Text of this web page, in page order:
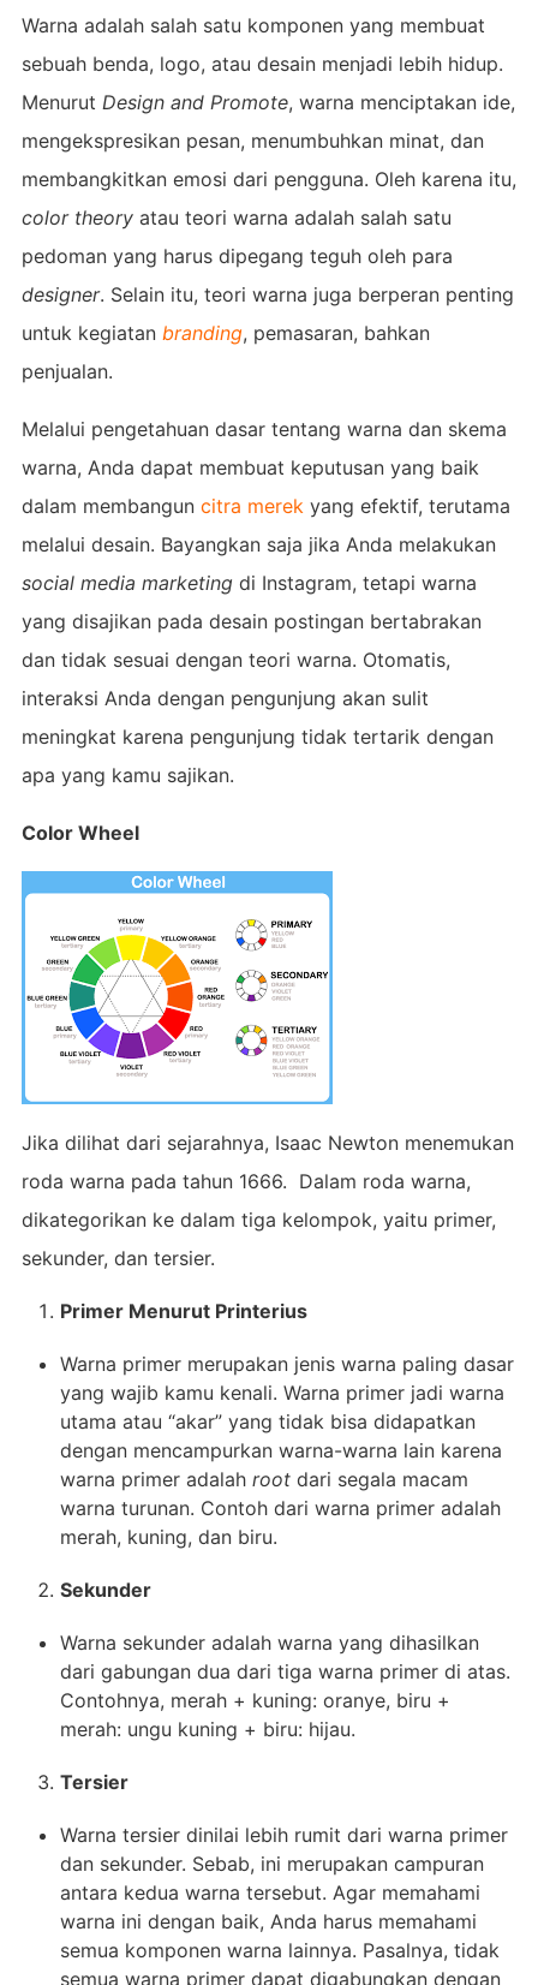
Warna adalah salah satu komponen yang membuat
sebuah benda, logo, atau desain menjadi lebih hidup.
Menurut Design and Promote, warna menciptakan ide,
mengekspresikan pesan, menumbuhkan minat, dan
membangkitkan emosi dari pengguna. Oleh karena itu,
color theoryatau teori warna adalah salah satu
pedoman yang harus dipegang teguh oleh para
designer. Selain itu, teori warna juga berperan penting
untuk kegiatan branding, pemasaran, bahkan
penjualan.
Melalui pengetahuan dasar tentang warna dan skema
warna, Anda dapat membuat keputusan yang baik
dalam membangun citra merekyang efektif, terutama
melalui desain. Bayangkan saja jika Anda melakukan
social media marketingdi Instagram, tetapi warna
yang disajikan pada desain postingan bertabrakan
dan tidak sesuai dengan teori warna. Otomatis,
interaksi Anda dengan pengunjung akan sulit
meningkat karena pengunjung tidak tertarik dengan
apa yang kamu sajikan.
Color Wheel
Jika dilihat dari sejarahnya, Isaac Newton menemukan
roda warna pada tahun 1666. Dalam roda warna,
dikategorikan ke dalam tiga kelompok, yaitu primer,
sekunder, dan tersier.
Primer Menurut Printerius
Warna primer merupakan jenis warna paling dasar
yang wajib kamu kenali. Warna primer jadi warna
utama atau “akar” yang tidak bisa didapatkan
dengan mencampurkan warna-warna lain karena
warna primer adalah rootdari segala macam
warna turunan. Contoh dari warna primer adalah
merah, kuning, dan biru.
Sekunder
Warna sekunder adalah warna yang dihasilkan
dari gabungan dua dari tiga warna primer di atas.
Contohnya, merah + kuning: oranye, biru +
merah: ungu kuning + biru: hijau.
Tersier
Warna tersier dinilai lebih rumit dari warna primer
dan sekunder. Sebab, ini merupakan campuran
antara kedua warna tersebut. Agar memahami
warna ini dengan baik, Anda harus memahami
semua komponen warna lainnya. Pasalnya, tidak
semua warna primer dapat digabungkan dengan